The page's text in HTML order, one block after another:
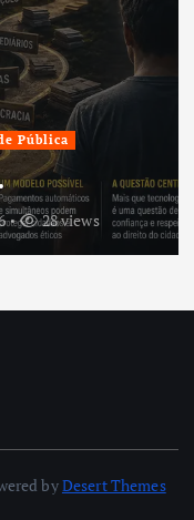
Pública
28 views
byDesert Themes